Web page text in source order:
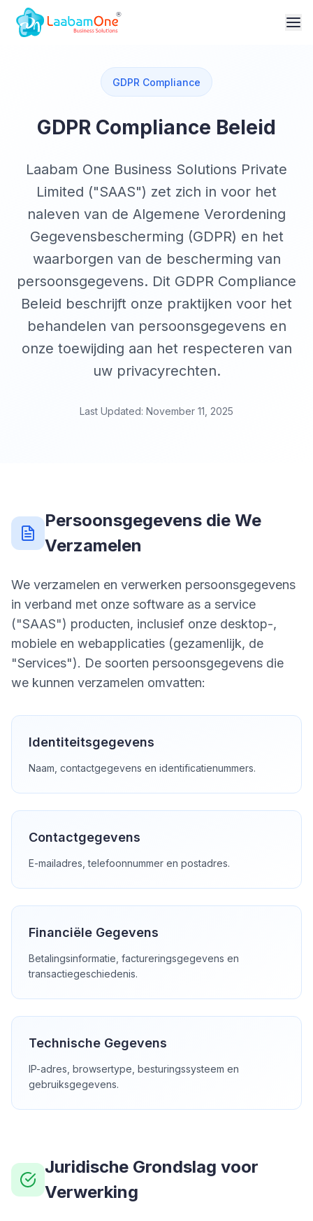
GDPR Compliance
GDPR Compliance Beleid
Laabam One Business Solutions Private
Limited ("SAAS") zet zich in voor het
naleven van de Algemene Verordening
Gegevensbescherming (GDPR) en het
waarborgen van de bescherming van
persoonsgegevens. Dit GDPR Compliance
Beleid beschrijft onze praktijken voor het
behandelen van persoonsgegevens en
onze toewijding aan het respecteren van
uw privacyrechten.
Last Updated: November 11, 2025
Persoonsgegevens die We
Verzamelen
We verzamelen en verwerken persoonsgegevens
in verband met onze software as a service
("SAAS") producten, inclusief onze desktop-,
mobiele en webapplicaties (gezamenlijk, de
"Services"). De soorten persoonsgegevens die
we kunnen verzamelen omvatten:
Identiteitsgegevens
Naam, contactgegevens en identificatienummers.
Contactgegevens
E-mailadres, telefoonnummer en postadres.
Financiële Gegevens
Betalingsinformatie, factureringsgegevens en
transactiegeschiedenis.
Technische Gegevens
IP-adres, browsertype, besturingssysteem en
gebruiksgegevens.
Juridische Grondslag voor
Verwerking